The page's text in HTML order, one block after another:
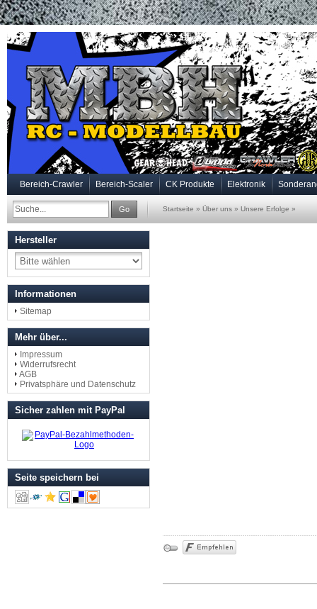
Bereich-Crawler Bereich-Scaler CK Produkte Elektronik
Go Startseite » Über uns » Unsere Erfolge »
Hersteller
Informationen
Sitemap
Mehr über...
Impressum
Widerrufsrecht
AGB
Privatsphäre und Datenschutz
Sicher zahlen mit PayPal
Seite speichern bei